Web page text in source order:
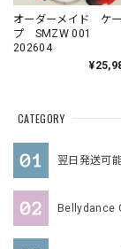
CATEGORY
翌日発送可
Bellydance
オーダーメイド ケー
プ SMZW 001
202604